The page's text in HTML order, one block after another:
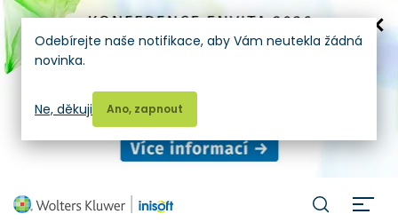
Odebírejte naše notifikace, aby Vám neutekla žádná
novinka.
Ano, zapnout
Ne, děkuji